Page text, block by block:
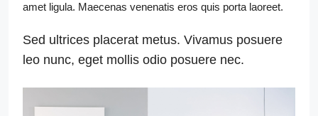
amet ligula. Maecenas venenatis eros quis porta laoreet.
Sed ultrices placerat metus. Vivamus posuere
leo nunc, eget mollis odio posuere nec.